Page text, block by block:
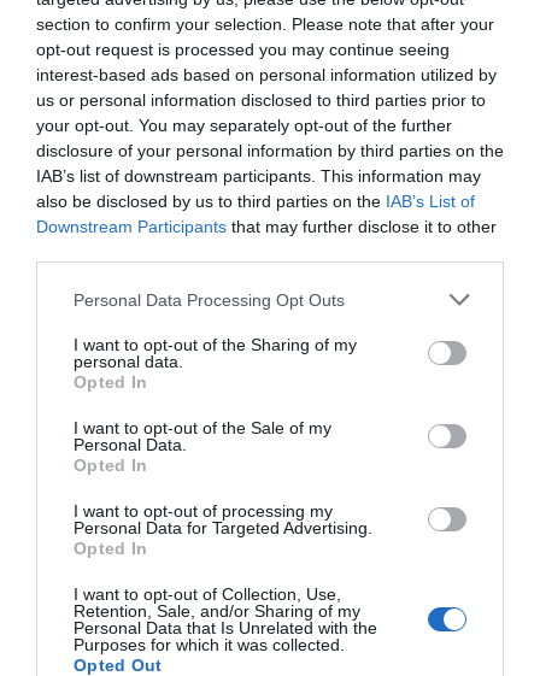
section to confirm your selection. Please note that after your
opt-out request is processed you may continue seeing
interest-based ads based on personal information utilized by
us or personal information disclosed to third parties prior to
your opt-out. You may separately opt-out of the further
disclosure of your personal information by third parties on the
IAB’s list of downstream participants. This information may
also be disclosed by us to third parties on the IAB’s List of
Downstream Participants that may further disclose it to other
Personal Data Processing Opt Outs
I want to opt-out of the Sharing of my
personal data.
Opted In
I want to opt-out of the Sale of my
Personal Data.
Opted In
I want to opt-out of processing my
Personal Data for Targeted Advertising.
Opted In
I want to opt-out of Collection, Use,
Retention, Sale, and/or Sharing of my
Personal Data that Is Unrelated with the
Purposes for which it was collected.
Opted Out